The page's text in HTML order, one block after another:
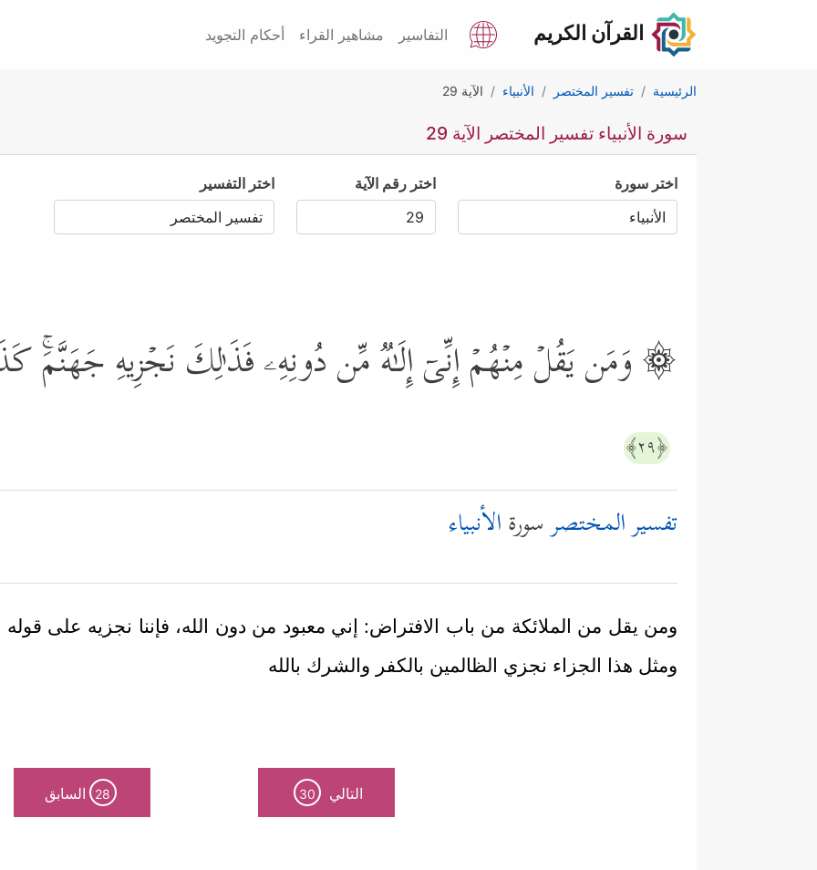
القرآن الكريم التفاسير مشاهير القراء أحكام التجويد
الرئيسية تفسير المختصر الأنبياء الآية 29
سورة الأنبياء تفسير المختصر الآية 29
اختر سورة اختر رقم الآية اختر التفسير
۞ وَمَن یَقُلۡ مِنۡهُمۡ إِنِّیۤ إِلَـٰهࣱ مِّن دُونِهِۦ فَذَ ٰ⁠لِكَ نَجۡزِیهِ جَهَنَّمَۚ
﴿٢٩﴾
تفسير المختصرسورةالأنبياء
ومن يقل من الملائكة من باب الافتراض: إني معبود من دون الله، فإننا نجزيه على قوله
ومثل هذا الجزاء نجزي الظالمين بالكفر والشرك بالله
التالي 30
28 السابق